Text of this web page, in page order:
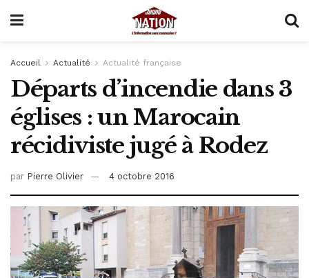
Accueil Actualité Actualité française
Départs d’incendie dans 3
églises : un Marocain
récidiviste jugé à Rodez
par Pierre Olivier 4 octobre 2016